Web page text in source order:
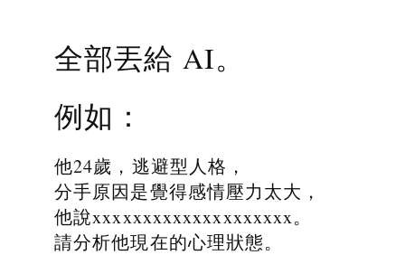
全部丟給 AI。
例如：
他24歲，逃避型人格，
分手原因是覺得感情壓力太大，
他說xxxxxxxxxxxxxxxxxxxx。
請分析他現在的心理狀態。